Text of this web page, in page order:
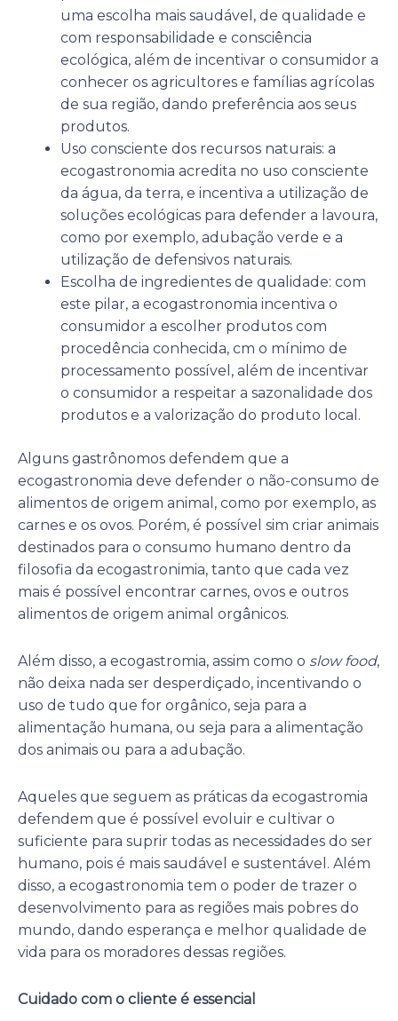
uma escolha mais saudável, de qualidade e
com responsabilidade e consciência
ecológica, além de incentivar o consumidor a
conhecer os agricultores e famílias agrícolas
de sua região, dando preferência aos seus
produtos.
Uso consciente dos recursos naturais: a
ecogastronomia acredita no uso consciente
da água, da terra, e incentiva a utilização de
soluções ecológicas para defender a lavoura,
como por exemplo, adubação verde e a
utilização de defensivos naturais.
Escolha de ingredientes de qualidade: com
este pilar, a ecogastronomia incentiva o
consumidor a escolher produtos com
procedência conhecida, cm o mínimo de
processamento possível, além de incentivar
o consumidor a respeitar a sazonalidade dos
produtos e a valorização do produto local.
Alguns gastrônomos defendem que a
ecogastronomia deve defender o não-consumo de
alimentos de origem animal, como por exemplo, as
carnes e os ovos. Porém, é possível sim criar animais
destinados para o consumo humano dentro da
filosofia da ecogastronimia, tanto que cada vez
mais é possível encontrar carnes, ovos e outros
alimentos de origem animal orgânicos.
Além disso, a ecogastromia, assim como o slow food,
não deixa nada ser desperdiçado, incentivando o
uso de tudo que for orgânico, seja para a
alimentação humana, ou seja para a alimentação
dos animais ou para a adubação.
Aqueles que seguem as práticas da ecogastromia
defendem que é possível evoluir e cultivar o
suficiente para suprir todas as necessidades do ser
humano, pois é mais saudável e sustentável. Além
disso, a ecogastronomia tem o poder de trazer o
desenvolvimento para as regiões mais pobres do
mundo, dando esperança e melhor qualidade de
vida para os moradores dessas regiões.
Cuidado com o cliente é essencial